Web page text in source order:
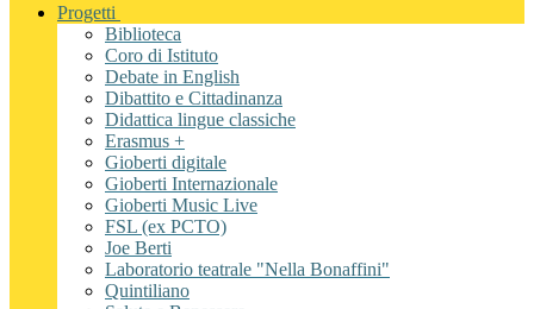
Progetti
Biblioteca
Coro di Istituto
Debate in English
Dibattito e Cittadinanza
Didattica lingue classiche
Erasmus +
Gioberti digitale
Gioberti Internazionale
Gioberti Music Live
FSL (ex PCTO)
Joe Berti
Laboratorio teatrale "Nella Bonaffini"
Quintiliano